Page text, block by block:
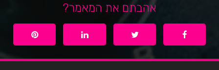
אהבתם את המאמר?